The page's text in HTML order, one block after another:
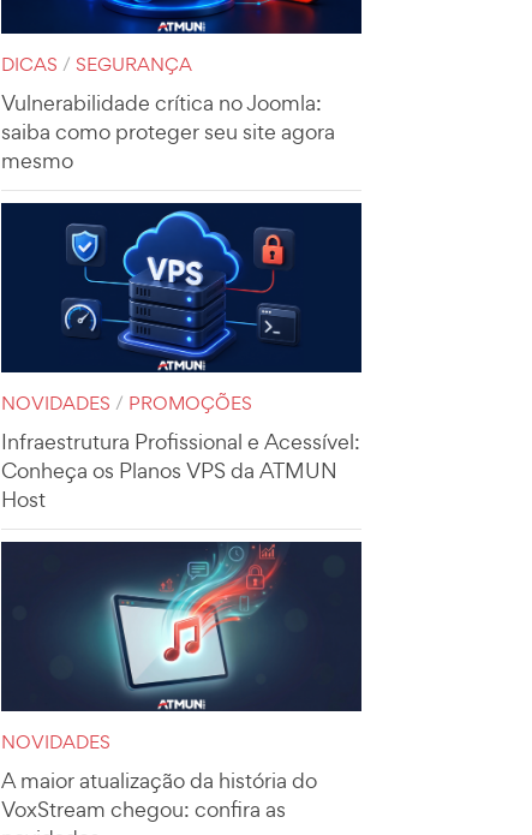
DICAS / SEGURANÇA
Vulnerabilidade crítica no Joomla:
saiba como proteger seu site agora
mesmo
NOVIDADES / PROMOÇÕES
Infraestrutura Profissional e Acessível:
Conheça os Planos VPS da ATMUN
Host
NOVIDADES
A maior atualização da história do
VoxStream chegou: confira as